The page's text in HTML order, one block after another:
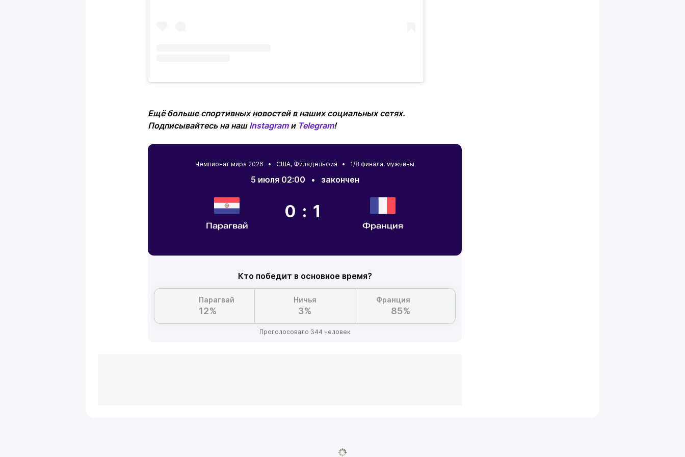
Ещё больше спортивных новостей в наших социальных сетях.
Подписывайтесь на наш Instagramи Telegram!
Чемпионат мира 2026 • США, Филадельфия • 1/8 финала, мужчины
5 июля 02:00 • закончен
Парагвай
0:1
Франция
Кто победит в основное время?
Парагвай
12%
Ничья
3%
Франция
85%
Проголосовало 344 человек